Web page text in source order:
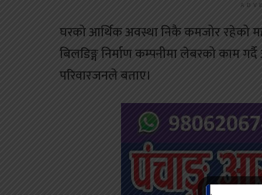
घरको आर्थिक अवस्था निकै कमजोर रहेको
बिलडिङ्ग निर्माण कम्पनीमा लेबरको काम
परिवारजनले बताए।